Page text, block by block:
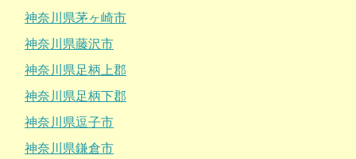
神奈川県茅ヶ崎市
神奈川県藤沢市
神奈川県足柄上郡
神奈川県足柄下郡
神奈川県逗子市
神奈川県鎌倉市